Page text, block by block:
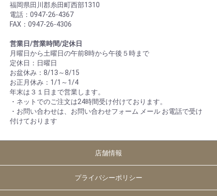
福岡県田川郡糸田町西部1310
電話：0947-26-4367
FAX：0947-26-4306
営業日/営業時間/定休日
月曜日から土曜日の午前8時から午後５時まで
定休日：日曜日
お盆休み：8/13～8/15
お正月休み：1/1～1/4
年末は３１日まで営業します。
・ネットでのご注文は24時間受け付けております。
・お問い合わせは、お問い合わせフォーム メール お電話で受け
付けております
店舗情報
プライバシーポリシー